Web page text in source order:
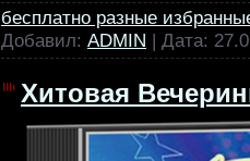
бесплатно разные
Добавил: ADMIN | Дата:
Хитовая